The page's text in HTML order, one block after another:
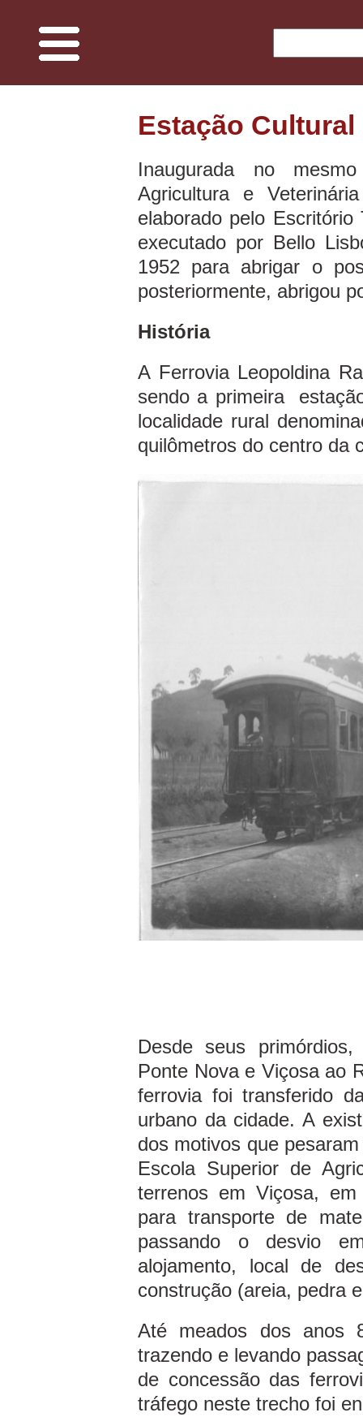
Espaços e ciências
Edificações do Campus
Localização
Estação Cultural
Inaugurada no
Agricultura e
elaborado pelo
executado por Bello
1952 para abrigar o
posteriormente, abrigou
História
A Ferrovia Leopoldina
sendo a primeira
localidade rural
quilômetros do centro da
Desde seus
Ponte Nova e Viçosa ao
ferrovia foi transferido
urbano da cidade. A
dos motivos que
Escola Superior de
terrenos em Viçosa,
para transporte de
passando o desvio
alojamento, local de
construção (areia, pedra
Até meados dos anos
trazendo e levando
de concessão das
tráfego neste trecho foi